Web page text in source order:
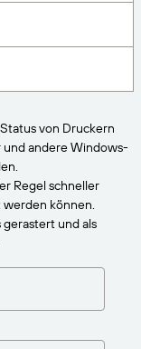
und
von Druckern
andere Windows-
Regel schneller
können.
und als